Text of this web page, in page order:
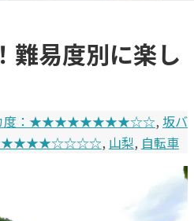
易度別に楽し
度：★★★★★★★★☆☆, 坂バ
, 山梨, 自転車